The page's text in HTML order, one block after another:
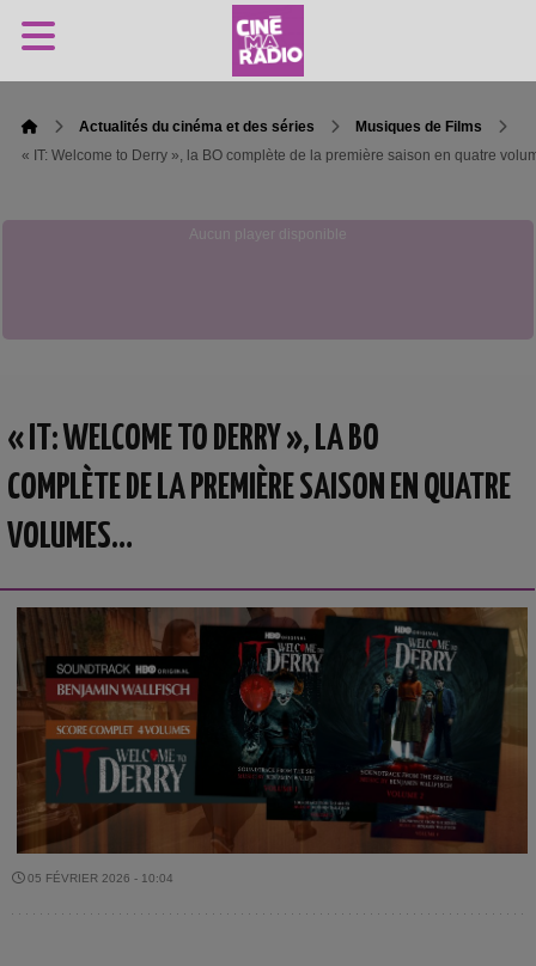
Actualités du cinéma et des séries
Musiques de Films
« IT: Welcome to Derry », la BO complète de la première saison en quatre
Aucun player disponible
« IT: WELCOME TO DERRY », LA BO
COMPLÈTE DE LA PREMIÈRE SAISON EN QUATRE
VOLUMES…
05 FÉVRIER 2026 - 10:04